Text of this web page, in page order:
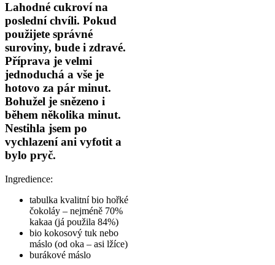
Lahodné cukroví na
poslední chvíli. Pokud
použijete správné
suroviny, bude i zdravé.
Příprava je velmi
jednoduchá a vše je
hotovo za pár minut.
Bohužel je snězeno i
během několika minut.
Nestihla jsem po
vychlazení ani vyfotit a
bylo pryč.
Ingredience:
tabulka kvalitní bio hořké
čokoláy – nejméně 70%
kakaa (já použila 84%)
bio kokosový tuk nebo
máslo (od oka – asi lžíce)
burákové máslo